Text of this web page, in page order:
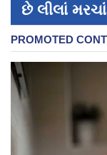
છે લીલાં મરચાં